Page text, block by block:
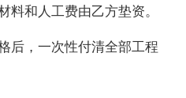
和人工费由乙方垫资。
，一次性付清全部工程